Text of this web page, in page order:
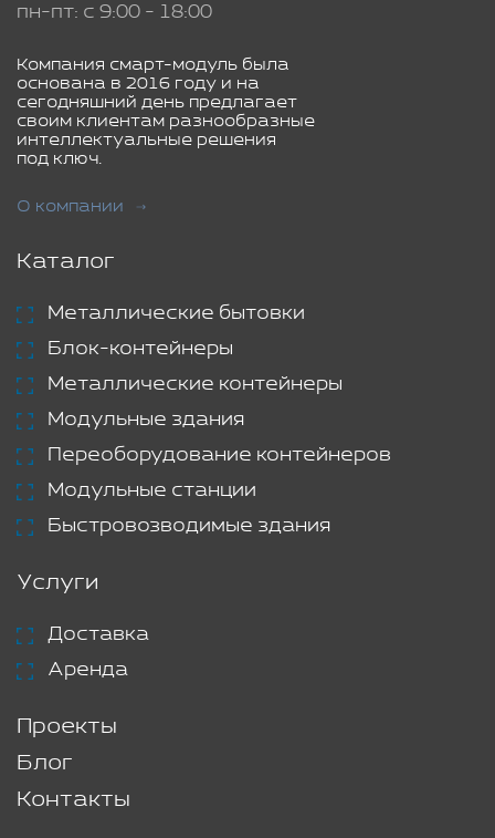
пн-пт: с 9:00 - 18:00
Компания смарт-модуль была
основана в 2016 году и на
сегодняшний день предлагает
своим клиентам разнообразные
интеллектуальные решения
под ключ.
О компании
Каталог
Металлические бытовки
Блок-контейнеры
Металлические контейнеры
Модульные здания
Переоборудование контейнеров
Модульные станции
Быстровозводимые здания
Услуги
Доставка
Аренда
Проекты
Блог
Контакты